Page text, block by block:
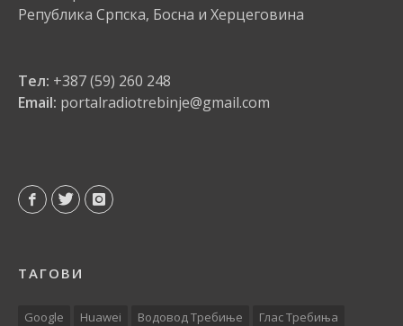
Република Српска, Босна и Херцеговина
Тел: +387 (59) 260 248
Email: portalradiotrebinje@gmail.com
ТАГОВИ
Google Huawei Водовод Требиње
Глас Требиња